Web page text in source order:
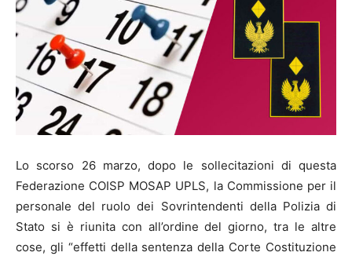
Lo scorso 26 marzo, dopo le sollecitazioni di questa
Federazione COISP MOSAP UPLS, la Commissione per il
personale del ruolo dei Sovrintendenti della Polizia di
Stato si è riunita con all’ordine del giorno, tra le altre
cose, gli “effetti della sentenza della Corte Costituzione